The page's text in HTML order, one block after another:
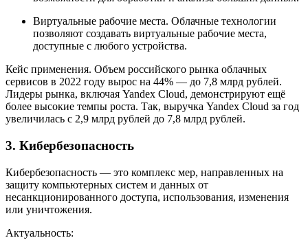
Виртуальные рабочие места. Облачные технологии
позволяют создавать виртуальные рабочие места,
доступные с любого устройства.
Кейс применения. Объем российского рынка облачных
сервисов в 2022 году вырос на 44% — до 7,8 млрд рублей.
Лидеры рынка, включая Yandex Cloud, демонстрируют ещё
более высокие темпы роста. Так, выручка Yandex Cloud за год
увеличилась с 2,9 млрд рублей до 7,8 млрд рублей.
3. Кибербезопасность
Кибербезопасность — это комплекс мер, направленных на
защиту компьютерных систем и данных от
несанкционированного доступа, использования, изменения
или уничтожения.
Актуальность: